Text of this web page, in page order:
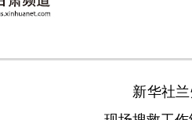
新华社兰